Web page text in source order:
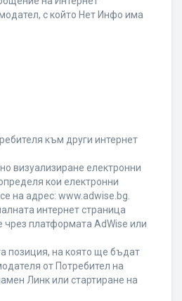
с който Нет Инфо има
към други интернет
визуализиране електронни
кои електронни
на адрес: www.adwise.bg.
интернет страница
чрез платформата AdWise или
позиция, на която ще бъдат
от Потребител на
Линк или стартиране на